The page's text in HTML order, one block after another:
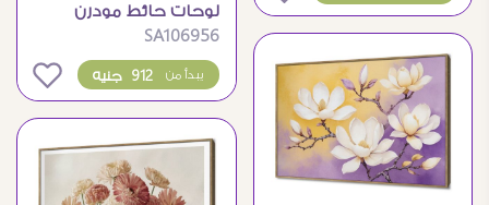
لوحات حائط مودرن
بتصميم أوراق شجر
بيضاء
SA106956
912 جنيه يبدأ من 0